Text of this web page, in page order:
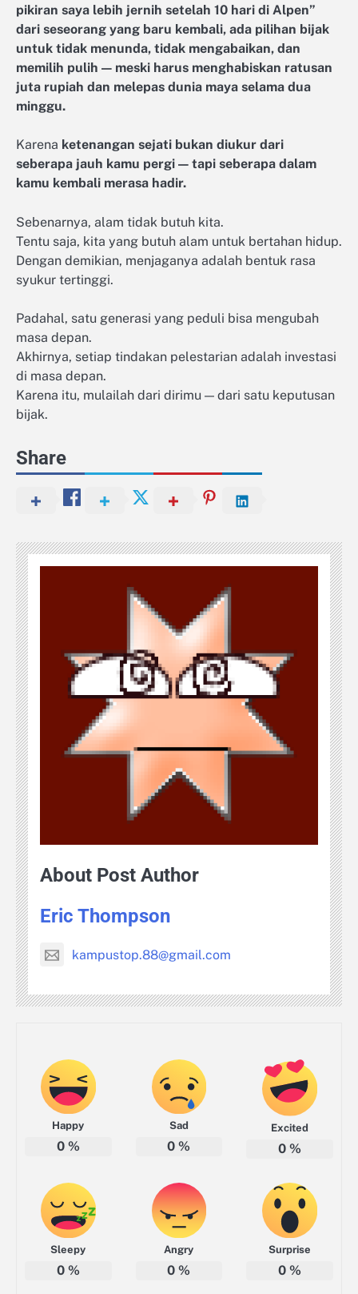
pikiran saya lebih jernih setelah 10 hari di Alpen”
dari seseorang yang baru kembali, ada pilihan bijak
untuk tidak menunda, tidak mengabaikan, dan
memilih pulih — meski harus menghabiskan ratusan
juta rupiah dan melepas dunia maya selama dua
minggu.
Karena ketenangan sejati bukan diukur dari
seberapa jauh kamu pergi — tapi seberapa dalam
kamu kembali merasa hadir.
Sebenarnya, alam tidak butuh kita.
Tentu saja, kita yang butuh alam untuk bertahan hidup.
Dengan demikian, menjaganya adalah bentuk rasa
syukur tertinggi.
Padahal, satu generasi yang peduli bisa mengubah
masa depan.
Akhirnya, setiap tindakan pelestarian adalah investasi
di masa depan.
Karena itu, mulailah dari dirimu — dari satu keputusan
bijak.
Share
About Post Author
Eric Thompson
kampustop.88@gmail.com
Happy
0%
Sad
0 %
Excited
0 %
Sleepy
0%
Angry
0 %
Surprise
0 %